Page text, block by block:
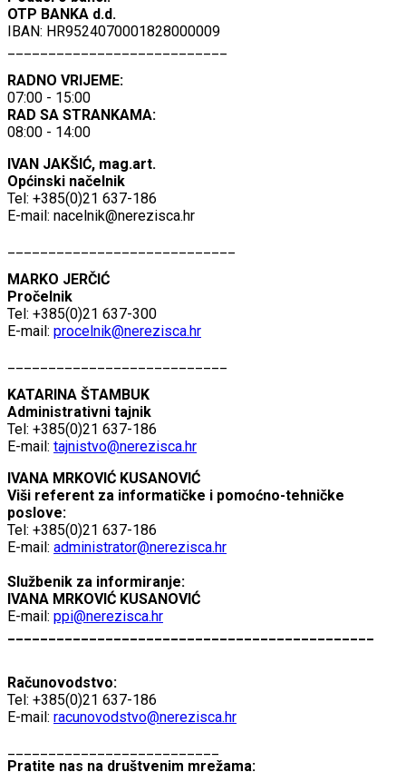
OTP BANKA d.d.
IBAN: HR9524070001828000009
RADNO VRIJEME:
07:00 - 15:00
RAD SA STRANKAMA:
08:00 - 14:00
IVAN JAKŠIĆ, mag.art.
Općinski načelnik
Tel: +385(0)21 637-186
E-mail: nacelnik@nerezisca.hr
MARKO JERČIĆ
Pročelnik
Tel: +385(0)21 637-300
E-mail: procelnik@nerezisca.hr
KATARINA ŠTAMBUK
Administrativni tajnik
Tel: +385(0)21 637-186
E-mail: tajnistvo@nerezisca.hr
IVANA MRKOVIĆ KUSANOVIĆ
Viši referent za informatičke i pomoćno-tehničke
poslove:
Tel: +385(0)21 637-186
E-mail: administrator@nerezisca.hr
Službenik za informiranje:
IVANA MRKOVIĆ KUSANOVIĆ
E-mail: ppi@nerezisca.hr
Računovodstvo:
Tel: +385(0)21 637-186
E-mail: racunovodstvo@nerezisca.hr
Pratite nas na društvenim mrežama: